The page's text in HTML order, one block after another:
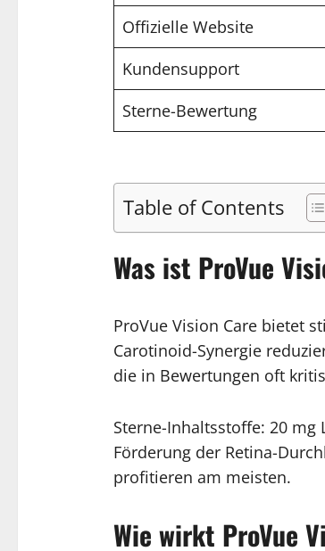
Offizielle Website
Kundensupport
Sterne-Bewertung
Table of Contents
Was ist ProVue
ProVue Vision Care bietet
Carotinoid-Synergie
die in Bewertungen oft
Sterne-Inhaltsstoffe: 20
Förderung der Retina-
profitieren am meisten.
Wie wirkt ProVue